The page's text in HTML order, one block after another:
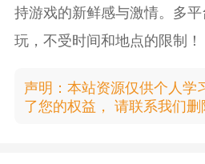
持游戏的新鲜感与激情。多
玩，不受时间和地点的限制！
声明：本站资源仅供个人学
了您的权益， 请联系我们删